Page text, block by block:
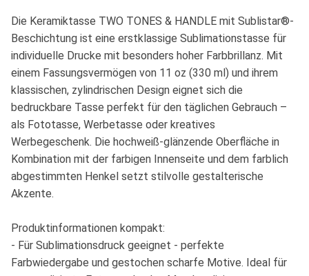
Die Keramiktasse TWO TONES & HANDLE mit Sublistar®-
Beschichtung ist eine erstklassige Sublimationstasse für
individuelle Drucke mit besonders hoher Farbbrillanz. Mit
einem Fassungsvermögen von 11 oz (330 ml) und ihrem
klassischen, zylindrischen Design eignet sich die
bedruckbare Tasse perfekt für den täglichen Gebrauch –
als Fototasse, Werbetasse oder kreatives
Werbegeschenk. Die hochweiß-glänzende Oberfläche in
Kombination mit der farbigen Innenseite und dem farblich
abgestimmten Henkel setzt stilvolle gestalterische
Akzente.
Produktinformationen kompakt:
- Für Sublimationsdruck geeignet - perfekte
Farbwiedergabe und gestochen scharfe Motive. Ideal für